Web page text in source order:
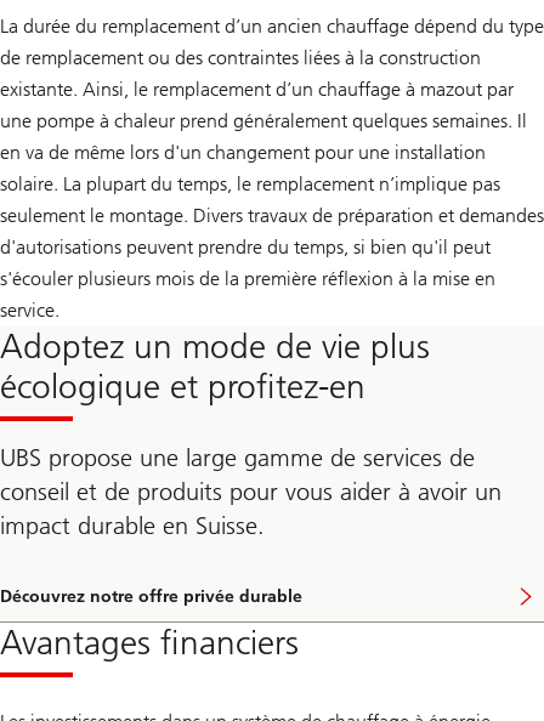
La durée du remplacement d’un ancien chauffage dépend du type
de remplacement ou des contraintes liées à la construction
existante. Ainsi, le remplacement d’un chauffage à mazout par
une pompe à chaleur prend généralement quelques semaines. Il
en va de même lors d'un changement pour une installation
solaire. La plupart du temps, le remplacement n’implique pas
seulement le montage. Divers travaux de préparation et demandes
d'autorisations peuvent prendre du temps, si bien qu'il peut
s'écouler plusieurs mois de la première réflexion à la mise en
service.
Adoptez un mode de vie plus
écologique et profitez-en
UBS propose une large gamme de services de
conseil et de produits pour vous aider à avoir un
impact durable en Suisse.
Découvrez notre offre privée durable
Avantages financiers